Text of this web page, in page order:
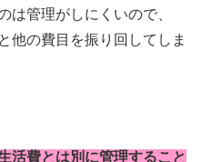
は管理がしにくいので、
他の費目を振り回してしま
活費とは別に管理すること